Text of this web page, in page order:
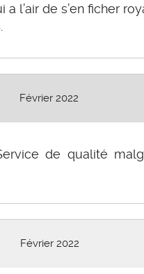
l’air de s’en ficher
Février 2022
de qualité
Février 2022